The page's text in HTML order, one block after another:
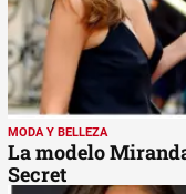
MODA Y BELLEZA
La modelo
Secret